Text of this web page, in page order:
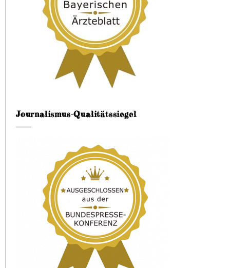
Journalismus-Qualitätssiegel